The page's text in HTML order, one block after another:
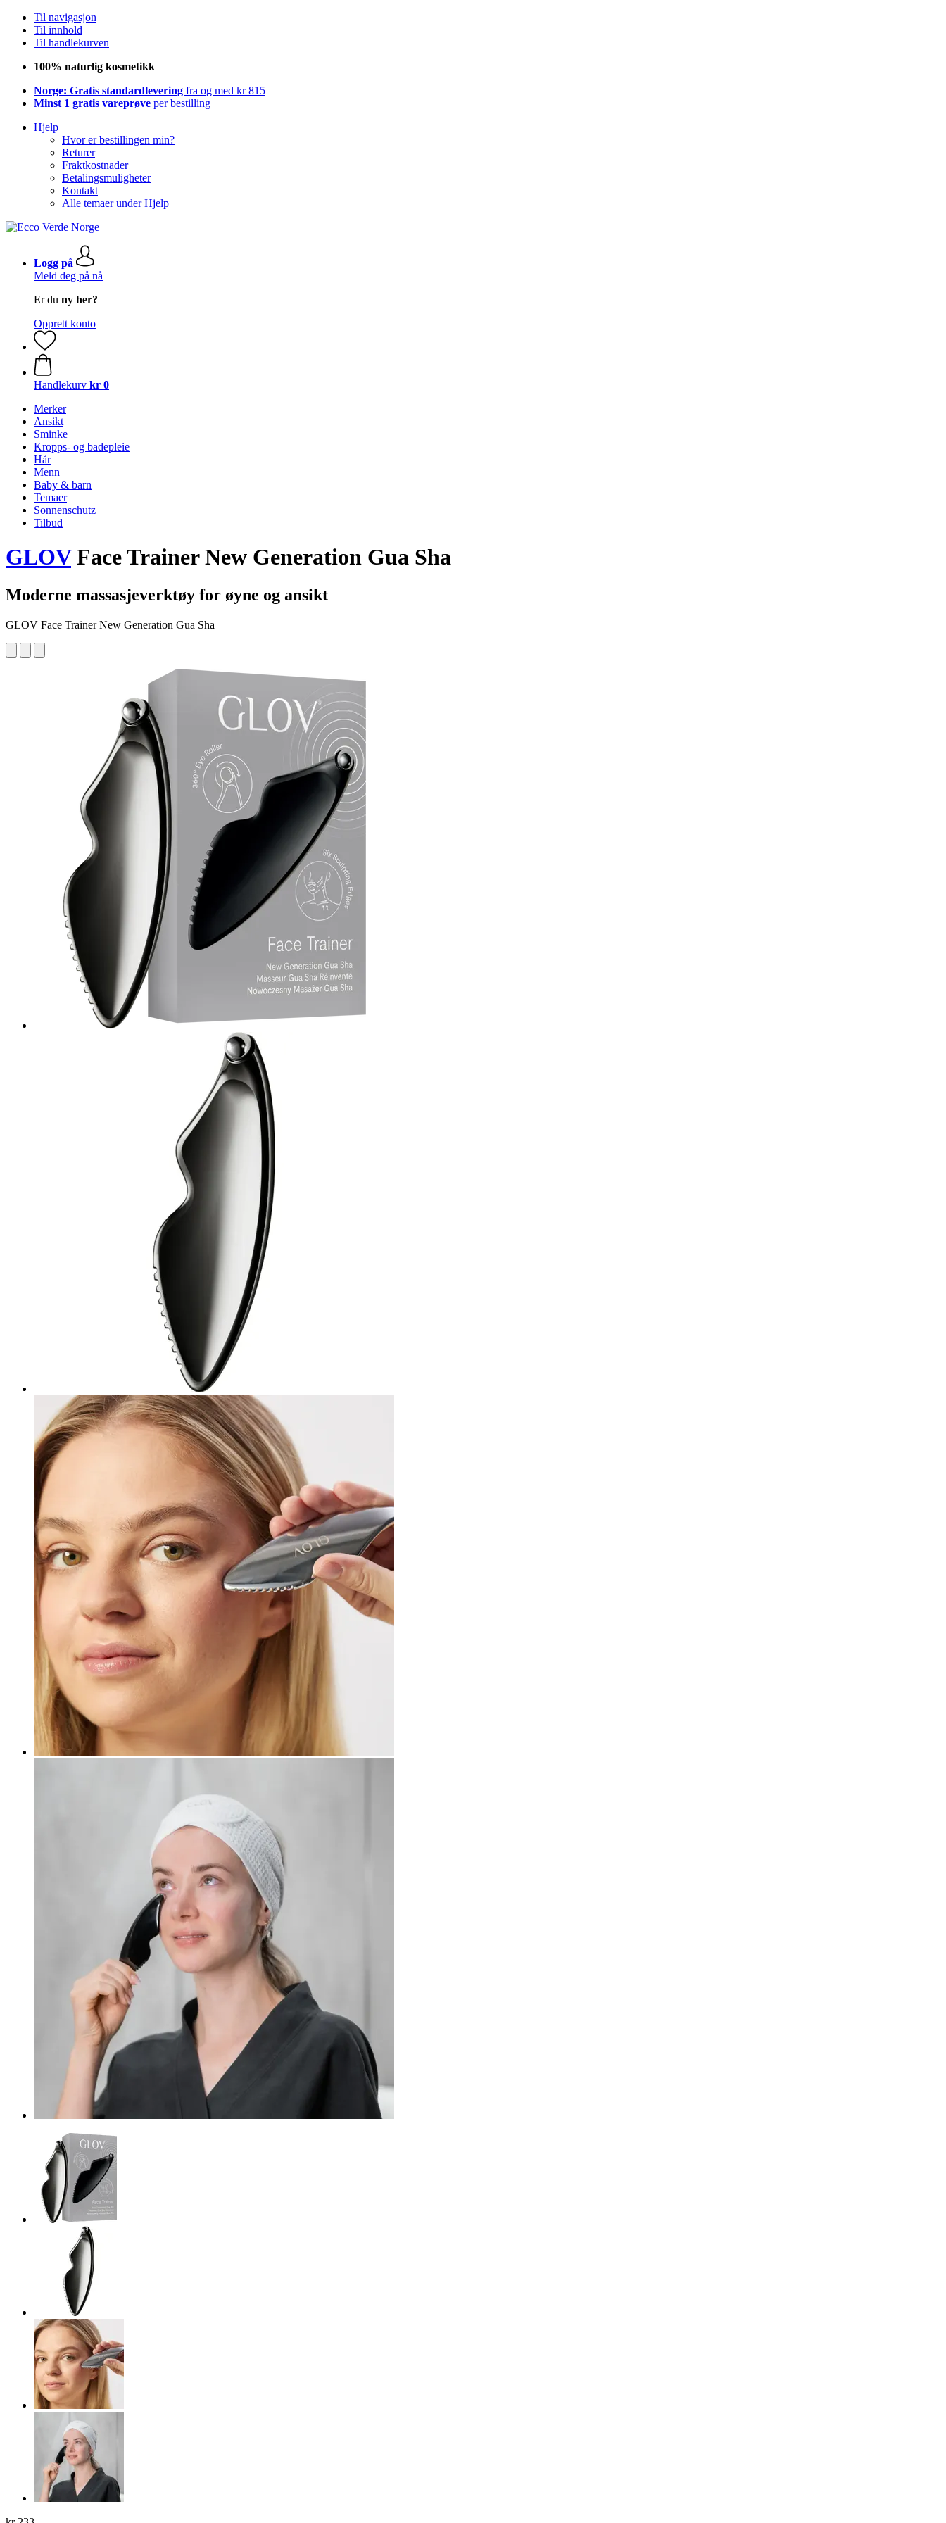
Til navigasjon
Til innhold
Til handlekurven
100% naturlig kosmetikk
Norge: Gratis standardlevering fra og med kr 815
Minst 1 gratis vareprøve per bestilling
Hjelp
Hvor er bestillingen min?
Returer
Fraktkostnader
Betalingsmuligheter
Kontakt
Alle temaer under Hjelp
Logg på
Meld deg på nå
Er du ny her?
Opprett konto
Handlekurv kr 0
Merker
Ansikt
Sminke
Kropps- og badepleie
Hår
Menn
Baby & barn
Temaer
Sonnenschutz
Tilbud
GLOVFace Trainer New Generation Gua Sha
Moderne massasjeverktøy for øyne og ansikt
GLOV Face Trainer New Generation Gua Sha